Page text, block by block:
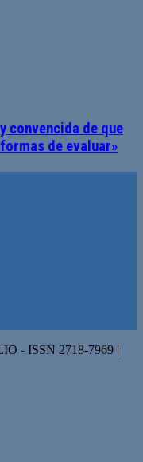
convencida de que
de evaluar»
- ISSN 2718-7969 |